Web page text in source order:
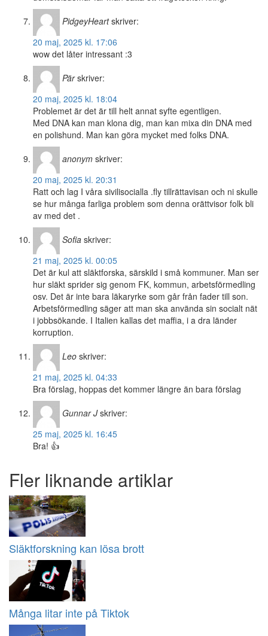
PidgeyHeart skriver:
20 maj, 2025 kl. 17:06
wow det låter intressant :3
Pär skriver:
20 maj, 2025 kl. 18:04
Problemet är det är till helt annat syfte egentligen.
Med DNA kan man klona dig, man kan mixa din DNA med
en polishund. Man kan göra mycket med folks DNA.
anonym skriver:
20 maj, 2025 kl. 20:31
Ratt och lag I våra sivilisocialla .fly tillrättavisan och ni skulle
se hur många farliga problem som denna orättvisor folk bli
av med det .
Sofia skriver:
21 maj, 2025 kl. 00:05
Det är kul att släktforska, särskild i små kommuner. Man ser
hur släkt sprider sig genom FK, kommun, arbetsförmedling
osv. Det är inte bara läkaryrke som går från fader till son.
Arbetsförmedling säger att man ska använda sin socialt nät
i jobbsökande. I Italien kallas det maffia, i a dra länder
korruption.
Leo skriver:
21 maj, 2025 kl. 04:33
Bra förslag, hoppas det kommer längre än bara förslag
Gunnar J skriver:
25 maj, 2025 kl. 16:45
Bra! 👍
Fler liknande artiklar
Släktforskning kan lösa brott
Många litar inte på Tiktok